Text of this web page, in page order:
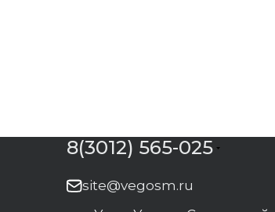
8(3012) 565-025
site@vegosm.ru